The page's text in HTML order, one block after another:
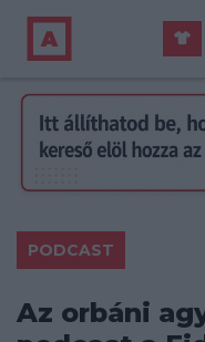
PODCAST
Az orbáni